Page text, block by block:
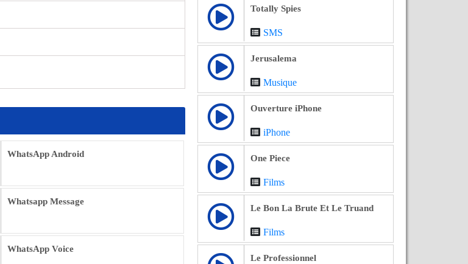
WhatsApp Android
Whatsapp Message
WhatsApp Voice
Totally Spies
SMS
Jerusalema
Musique
Ouverture iPhone
iPhone
One Piece
Films
Le Bon La Brute Et Le Truand
Films
Le Professionnel